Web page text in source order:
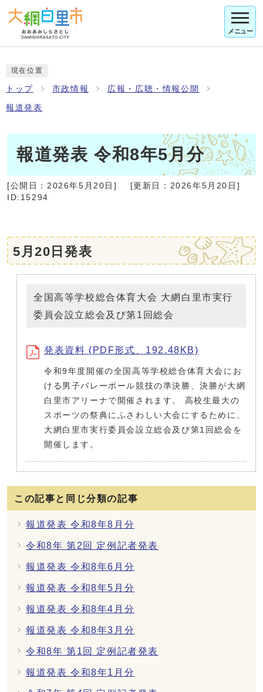
メニュー
現在位置
トップ 市政情報 広報・広聴・情報公開
報道発表
報道発表 令和8年5月分
[公開日： 2026年5月20日 ] [更新日： 2026年5月20日 ]
ID:15294
5月20日発表
全国高等学校総合体育大会 大網白里市実行
委員会設立総会及び第1回総会
発表資料 (PDF形式、192.48KB)
令和9年度開催の全国高等学校総合体育大会にお
ける男子バレーボール競技の準決勝、決勝が大網
白里市アリーナで開催されます。 高校生最大の
スポーツの祭典にふさわしい大会にするために、
大網白里市実行委員会設立総会及び第1回総会を
開催します。
この記事と同じ分類の記事
報道発表 令和8年8月分
令和8年 第2回 定例記者発表
報道発表 令和8年6月分
報道発表 令和8年5月分
報道発表 令和8年4月分
報道発表 令和8年3月分
令和8年 第1回 定例記者発表
報道発表 令和8年1月分